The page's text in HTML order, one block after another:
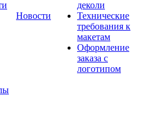
Новости
деколи
Технические
требования к
макетам
Оформление
заказа с
логотипом